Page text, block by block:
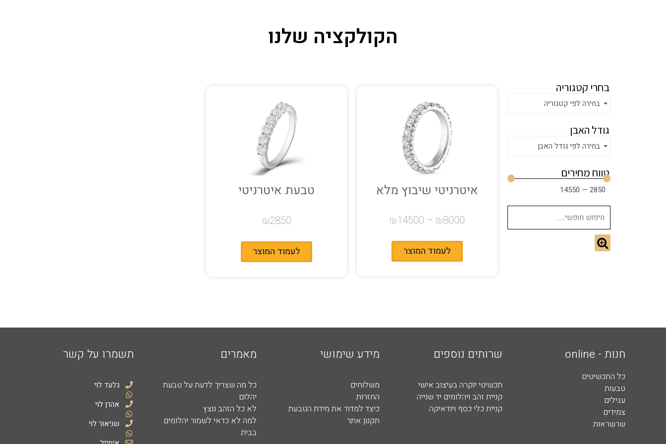
הקולקציה שלנו
בחרי קטגוריה
בחירה לפי קטגוריה
גודל האבן
בחירה לפי גודל האבן
טווח מחירים
2850
—
14550 איטרניטי שיבוץ מלא
₪8000
–
₪14500
לעמוד המוצר
טבעת איטרניטי
₪2850
לעמוד המוצר
חנות - online
כל התכשיטים
טבעות
עגילים
צמידים
שרשראות
שרותים נוספים
תכשיטי יוקרה בעיצוב אישי
קניית זהב ויהלומים יד שנייה
קניית כלי כסף ויודאיקה
מידע שימושי
משלוחים
החזרות
כיצד למדוד את מידת הטבעת
תקנון אתר
מאמרים
כל מה שצריך לדעת על טבעת
יהלום
לא כל הזהב נוצץ
למה לא כדאי לשמור יהלומים
בבית
תשמרו על קשר
גלעד לוי
אהרן לוי
שניאור לוי